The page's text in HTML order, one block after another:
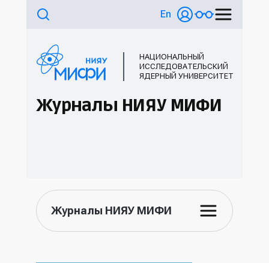
En
НАЦИОНАЛЬНЫЙ
ИССЛЕДОВАТЕЛЬСКИЙ
ЯДЕРНЫЙ УНИВЕРСИТЕТ
Журналы НИЯУ МИФИ
Журналы НИЯУ МИФИ